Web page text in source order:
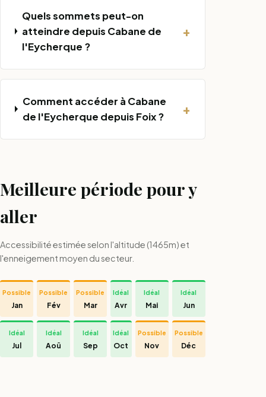
Quels sommets peut-on
atteindre depuis Cabane de
l'Eycherque ?
+
Comment accéder à Cabane
de l'Eycherque depuis Foix ?
+
Meilleure période pour y
aller
Accessibilité estimée selon l'altitude (1465m) et
l'enneigement moyen du secteur.
Possible
Jan
Possible
Fév
Possible
Mar
Idéal
Avr
Idéal
Mai
Idéal
Jun
Idéal
Jul
Idéal
Aoû
Idéal
Sep
Idéal
Oct
Possible
Nov
Possible
Déc